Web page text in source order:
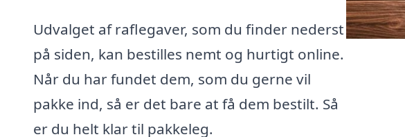
Udvalget af raflegaver, som du finder nederst
på siden, kan bestilles nemt og hurtigt online.
Når du har fundet dem, som du gerne vil
pakke ind, så er det bare at få dem bestilt. Så
er du helt klar til pakkeleg.